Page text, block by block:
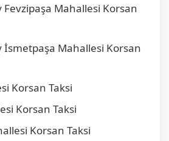
Mahallesi Korsan
Mahallesi Korsan
Korsan Taksi
Korsan Taksi
Korsan Taksi